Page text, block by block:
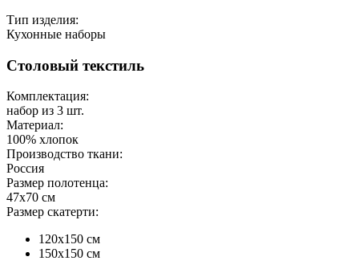
Тип изделия:
Кухонные наборы
Столовый текстиль
Комплектация:
набор из 3 шт.
Материал:
100% хлопок
Производство ткани:
Россия
Размер полотенца:
47х70 см
Размер скатерти:
120х150 см
150х150 см